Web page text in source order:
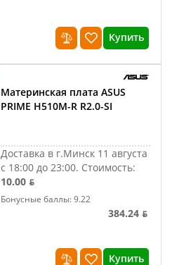
Купить
Материнская плата ASUS
PRIME H510M-R R2.0-SI
Доставка в г.Минск 11 августа
с 18:00 до 23:00. Стоимость:
10.00 ƃ
Бонусные баллы: 9.22
384.24 ƃ
Купить